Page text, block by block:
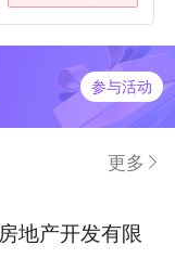
参与活动
更多
地产开发有限